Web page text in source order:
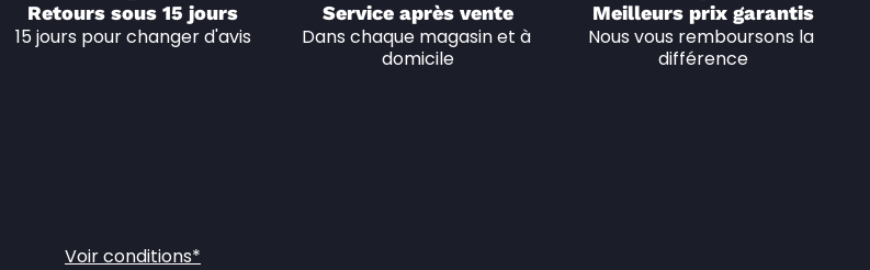
Retours sous 15 jours
15 jours pour changer d'avis
Service après vente
Dans chaque magasin et à
domicile
Meilleurs prix garantis
Nous vous remboursons la
différence
Voir conditions*